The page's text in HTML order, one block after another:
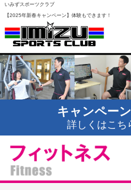
いみずスポーツクラブ
【2025年新春キャンペーン】体験もできます！
キャンペー
詳しくはこち